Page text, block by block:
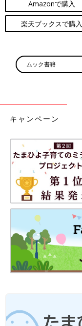
Amazonで購入
楽天ブックスで購入
ムック書籍
キャンペーン